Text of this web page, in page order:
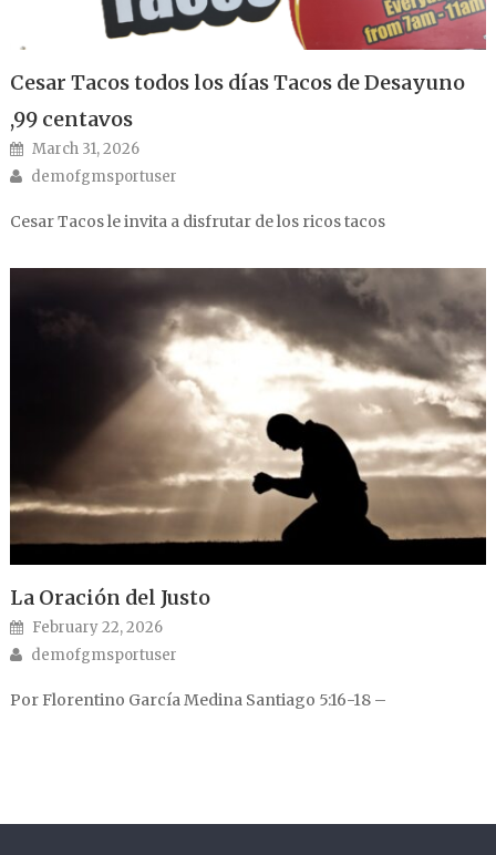
Cesar Tacos todos los días Tacos de Desayuno
,99 centavos
Posted on
March 31, 2026
Author
demofgmsportuser
Cesar Tacos le invita a disfrutar de los ricos tacos
La Oración del Justo
Posted on
February 22, 2026
Author
demofgmsportuser
Por Florentino García Medina Santiago 5:16-18 –